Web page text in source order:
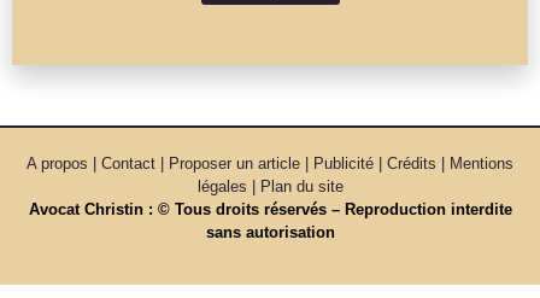
A propos | Contact | Proposer un article | Publicité | Crédits | Mentions
légales |
Plan du site
Avocat Christin : © Tous droits réservés – Reproduction interdite
sans autorisation